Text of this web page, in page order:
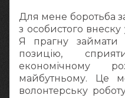
Для мене боротьба
з особистого внеску
Я прагну займати
позицію,
економічному
майбутньому. Це
волонтерську